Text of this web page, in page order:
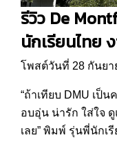
รีวิว De
นักเรียนไทย
โพสต์วันที่ 28 กันยา
“ถ้าเทียบ DMU เป็
อบอุ่น น่ารัก ใส่ใจ
เลย” พิมพ์ รุ่นพี่นักเ